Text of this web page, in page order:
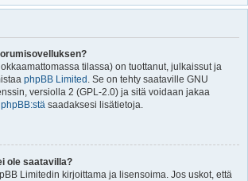
tilassa) on tuottanut, julkaissut ja
phpBB Limited . Se on tehty saataville GNU
versiolla 2 (GPL-2.0) ja sitä voidaan jakaa
saadaksesi lisätietoja.
ole saatavilla?
Limitedin kirjoittama ja lisensoima. Jos uskot, että